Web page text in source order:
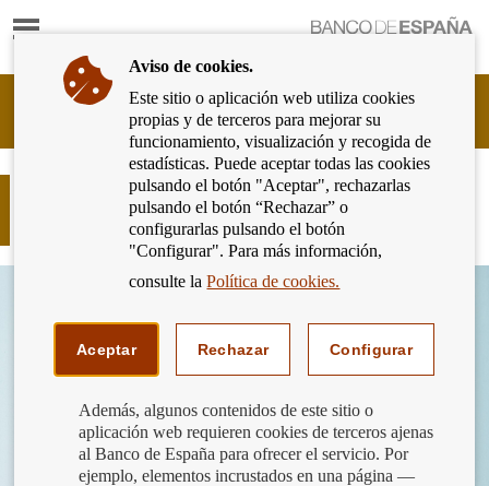
Mostrar
Ir
página
de
inicio
del
Banco
de
España
Cliente
Bancario
Banco
España
Eurosistema,
La CIRBE también vale como
herramienta para detectar fraudes
Aviso de cookies.
Este sitio o aplicación web utiliza cookies
propias y de terceros para mejorar su
funcionamiento, visualización y recogida de
estadísticas. Puede aceptar todas las cookies
pulsando el botón "Aceptar", rechazarlas
pulsando el botón “Rechazar” o
configurarlas pulsando el botón
"Configurar". Para más información,
consulte laPolítica de cookies.
Aceptar Rechazar Configurar
Además, algunos contenidos de este sitio o
aplicación web requieren cookies de terceros ajenas
al Banco de España para ofrecer el servicio. Por
ejemplo, elementos incrustados en una página —